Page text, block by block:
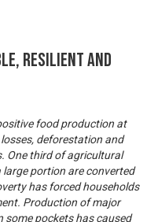
resilient and
food production at
deforestation and
One third of agricultural
portion are converted
has forced households
Production of major
some pockets has caused